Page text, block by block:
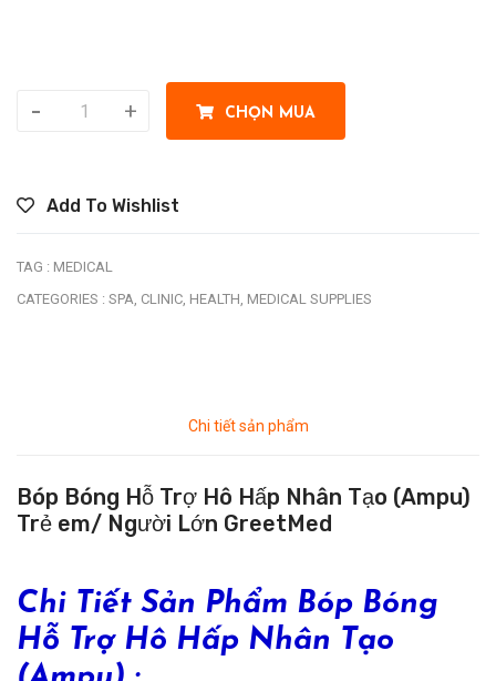
- + CHỌN MUA
Add To Wishlist
TAG : MEDICAL
CATEGORIES : SPA, CLINIC, HEALTH, MEDICAL SUPPLIES
Chi tiết sản phẩm
Bóp Bóng Hỗ Trợ Hô Hấp Nhân Tạo (Ampu)
Trẻ em/ Người Lớn GreetMed
Chi Tiết Sản Phẩm Bóp Bóng
Hỗ Trợ Hô Hấp Nhân Tạo